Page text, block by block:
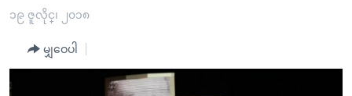
ပင်မ
ကျော်
အစ္စရေး-ပါလက်စတိုင်း
အင်္ဂလိပ်စာလေ့လာမယ်
အမေရိကန်သုံးအီဒီယံ
အပတ်စဉ်ကဏ္ဍများ
၁၉ ဇူလိုင္၊ ၂၀၁၈
မျှဝေပါ